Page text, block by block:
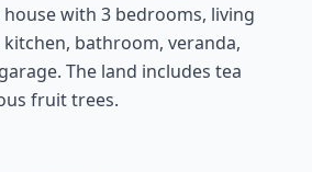
with 3 bedrooms, living
bathroom, veranda,
The land includes tea
fruit trees.